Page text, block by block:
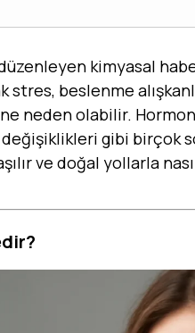
kimyasal
beslenme
neden olabilir.
gibi birçok
ve doğal yollarla